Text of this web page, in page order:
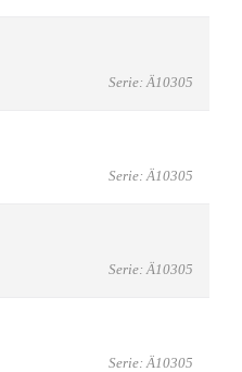
Serie: Ä10305
Serie: Ä10305
Serie: Ä10305
Serie: Ä10305